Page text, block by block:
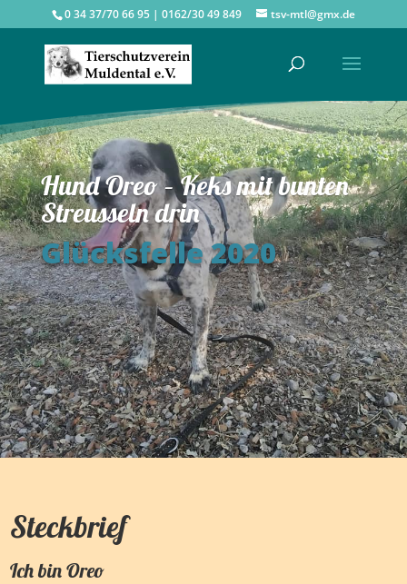
0 34 37/70 66 95 | 0162/30 49 849 tsv-mtl@gmx.de
Hund Oreo – Keks mit bunten
Streusseln drin
Glücksfelle 2020
Steckbrief
Ich binOreo